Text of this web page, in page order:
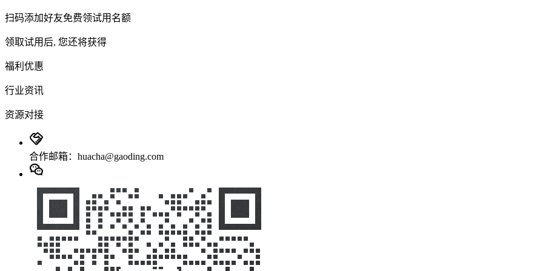
扫码添加好友免费领试用名额
领取试用后, 您还将获得
福利优惠
行业资讯
资源对接
合作邮箱：huacha@gaoding.com